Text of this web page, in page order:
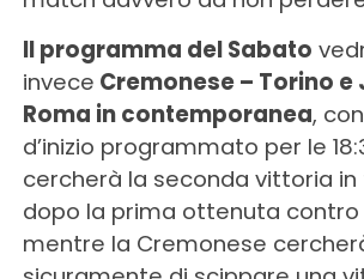
Il programma del Sabato
invece Cremonese – Torino e
Roma in contemporanea,
d’inizio programmato per le
cercherà la seconda vittoria
dopo la prima ottenuta contro
mentre la Cremonese